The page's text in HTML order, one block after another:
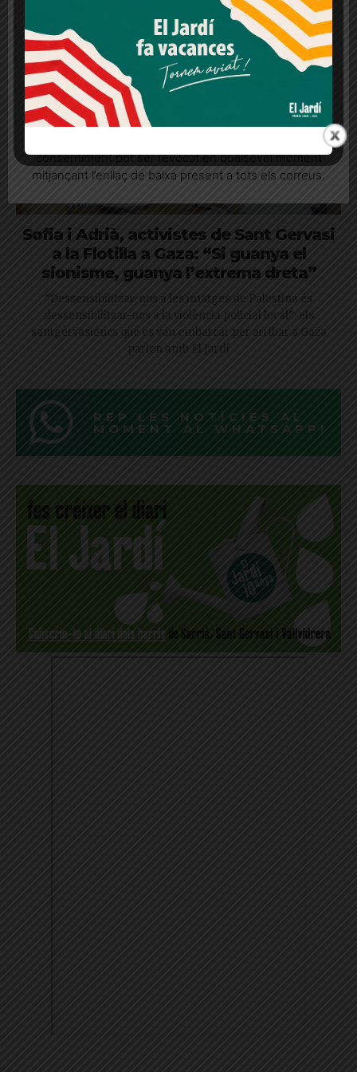
Sofia i Adrià, activistes de Sant Gervasi
a la Flotilla a Gaza: “Si guanya el
sionisme, guanya l’extrema dreta”
“Dessensibilitzar-nos a les imatges de Palestina és
dessensibilitzar-nos a la violència policial local”: els
santgervasiencs que es van embarcar per arribar a Gaza
parlen amb El Jardí
REP LES NOTÍCIES AL
MOMENT AL WHATSAPP!
lloc web. Si cliques "acceptar" dones el teu
Més informació Acceptar Rebutjar tot
Quan l’usuari crea un compte al Diari el Jardí, dona el
seu consentiment explícit per rebre comunicacions
consentiment pot ser revocat en qualsevol moment
mitjançant l’enllaç de baixa present a tots els correus.